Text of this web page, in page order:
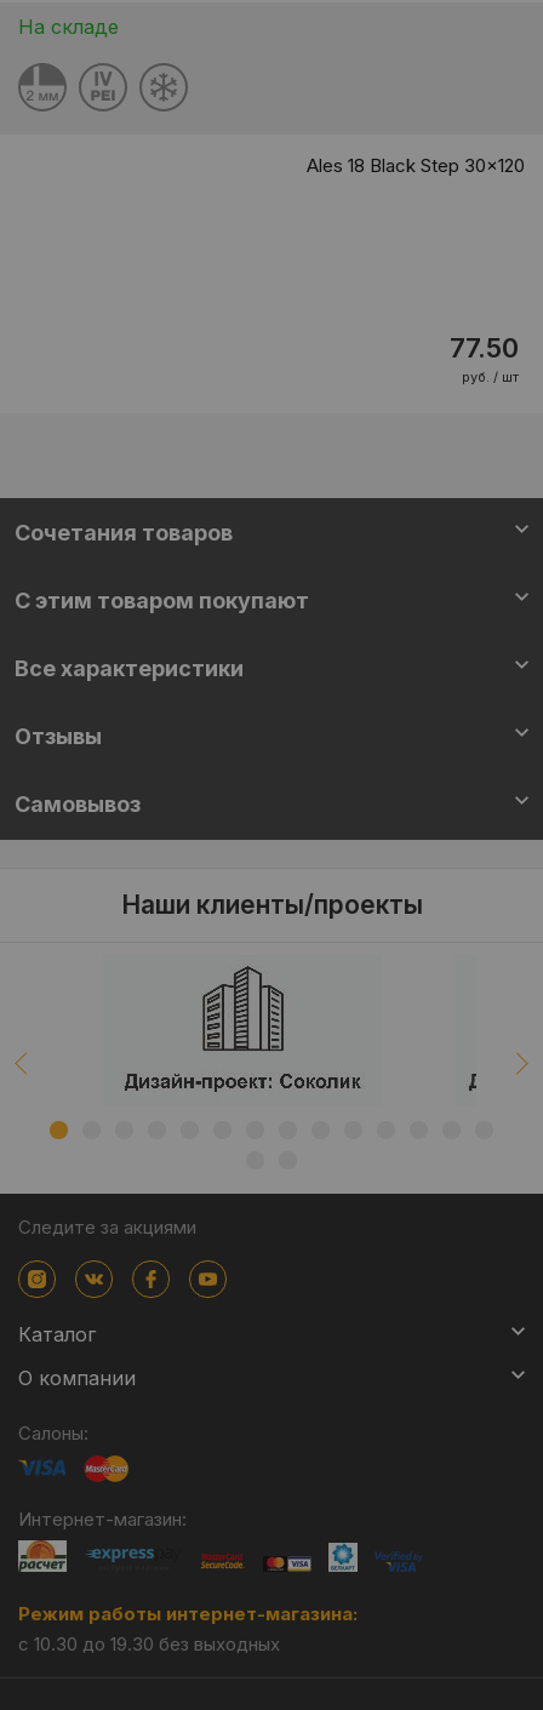
На складе
Ales 18 Black Step 30x120
77.50
руб. / шт
Cочетания товаров
С этим товаром покупают
Все характеристики
Отзывы
Самовывоз
Наши клиенты/проекты
Следите за акциями
Каталог
О компании
Салоны:
Интернет-магазин:
Режим работы интернет-магазина:
с 10.30 до 19.30 без выходных